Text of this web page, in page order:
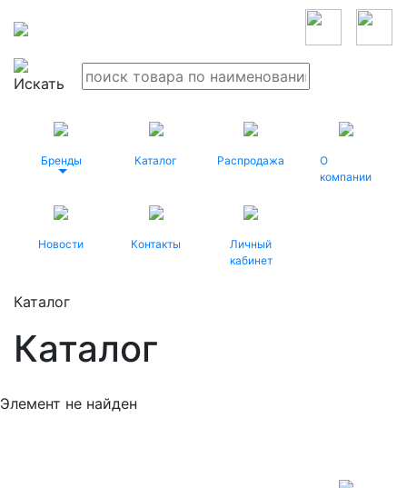
Бренды Каталог Распродажа
О
компании
Новости Контакты
Личный
кабинет
Каталог
Каталог
Элемент не найден